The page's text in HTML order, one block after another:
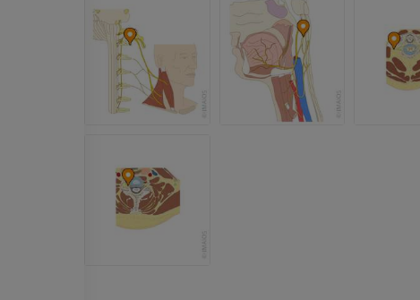
优质会员
上肢X光照片
放射影像学
膝CT关节造影
CT关节造影